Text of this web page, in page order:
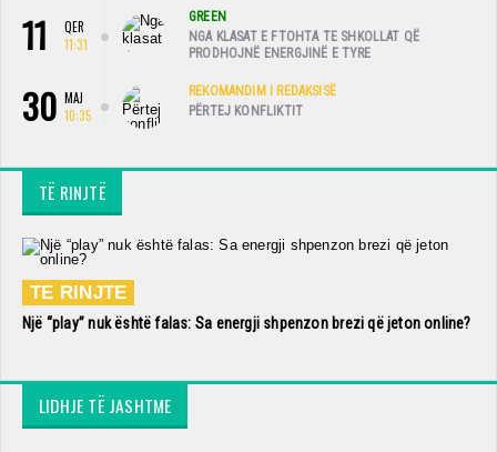
11
QER
11:31
GREEN
NGA KLASAT E FTOHTA TE SHKOLLAT QË
PRODHOJNË ENERGJINË E TYRE
30 MAJ
10:35
REKOMANDIM I REDAKSISË
PËRTEJ KONFLIKTIT
TË RINJTË
TE RINJTE
Një “play” nuk është falas: Sa energji shpenzon brezi që jeton online?
LIDHJE TË JASHTME